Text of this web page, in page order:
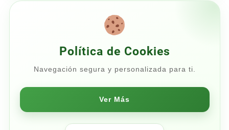
Política de Cookies
Navegación segura y personalizada para ti.
Ver Más